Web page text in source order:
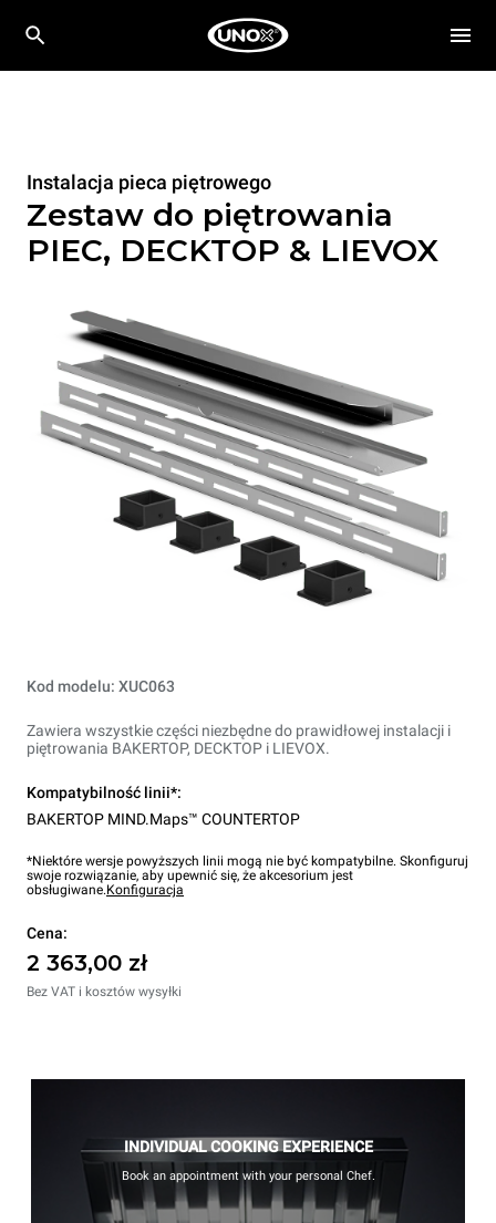
Instalacja pieca piętrowego
Zestaw do piętrowania
PIEC, DECKTOP & LIEVOX
Kod modelu: XUC063
Zawiera wszystkie części niezbędne do prawidłowej instalacji i
piętrowania BAKERTOP, DECKTOP i LIEVOX.
Kompatybilność linii*:
BAKERTOP MIND.Maps™ COUNTERTOP
*Niektóre wersje powyższych linii mogą nie być kompatybilne. Skonfiguruj
swoje rozwiązanie, aby upewnić się, że akcesorium jest
obsługiwane.Konfiguracja
Cena:
2 363,00 zł
Bez VAT i kosztów wysyłki
INDIVIDUAL COOKING EXPERIENCE
Book an appointment with your personal Chef.